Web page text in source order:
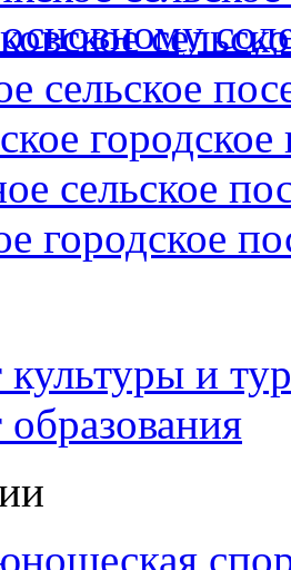
сельское
городское
сельское
городское
и